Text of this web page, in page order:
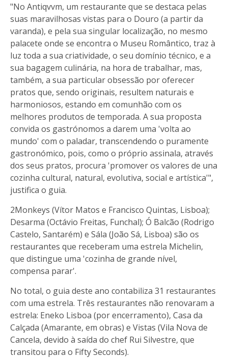
"No Antiqvvm, um restaurante que se destaca pelas
suas maravilhosas vistas para o Douro (a partir da
varanda), e pela sua singular localização, no mesmo
palacete onde se encontra o Museu Romântico, traz à
luz toda a sua criatividade, o seu domínio técnico, e a
sua bagagem culinária, na hora de trabalhar, mas,
também, a sua particular obsessão por oferecer
pratos que, sendo originais, resultem naturais e
harmoniosos, estando em comunhão com os
melhores produtos de temporada. A sua proposta
convida os gastrónomos a darem uma 'volta ao
mundo' com o paladar, transcendendo o puramente
gastronómico, pois, como o próprio assinala, através
dos seus pratos, procura 'promover os valores de una
cozinha cultural, natural, evolutiva, social e artística'",
justifica o guia.
2Monkeys (Vítor Matos e Francisco Quintas, Lisboa);
Desarma (Octávio Freitas, Funchal); Ó Balcão (Rodrigo
Castelo, Santarém) e Sála (João Sá, Lisboa) são os
restaurantes que receberam uma estrela Michelin,
que distingue uma 'cozinha de grande nível,
compensa parar'.
No total, o guia deste ano contabiliza 31 restaurantes
com uma estrela. Três restaurantes não renovaram a
estrela: Eneko Lisboa (por encerramento), Casa da
Calçada (Amarante, em obras) e Vistas (Vila Nova de
Cancela, devido à saída do chef Rui Silvestre, que
transitou para o Fifty Seconds).